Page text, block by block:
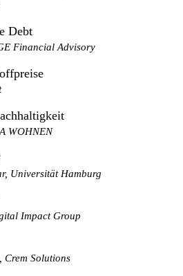
Debt
Financial Advisory
WOHNEN
Universität Hamburg
Impact Group
Crem Solutions